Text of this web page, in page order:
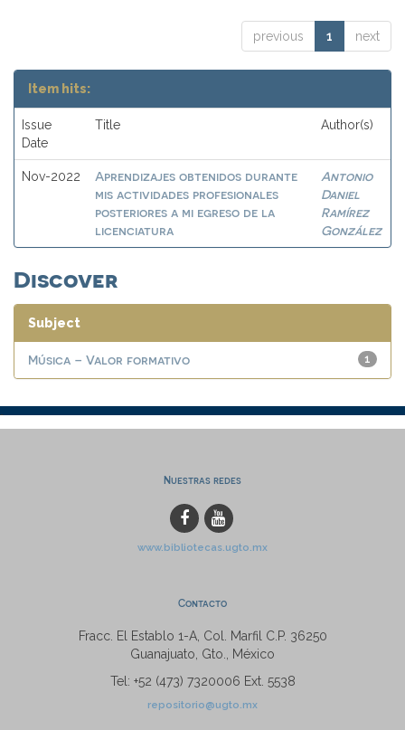
previous 1 next
Item hits:
Issue
Date
Title Author(s)
Nov-2022
Aprendizajes obtenidos durante
mis actividades profesionales
posteriores a mi egreso de la
licenciatura
Antonio
Daniel
Ramírez
González
Discover
Subject
1
Música – Valor formativo
Nuestras redes
www.bibliotecas.ugto.mx
Contacto
Fracc. El Establo 1-A, Col. Marfil C.P. 36250
Guanajuato, Gto., México
Tel: +52 (473) 7320006 Ext. 5538
repositorio@ugto.mx